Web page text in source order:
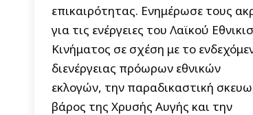
επικαιρότητας. Ενημέρωσε τους
για τις ενέργειες του Λαϊκού
Κινήματος σε σχέση με το
διενέργειας πρόωρων εθνικών
εκλογών, την παραδικαστική
βάρος της Χρυσής Αυγής και την